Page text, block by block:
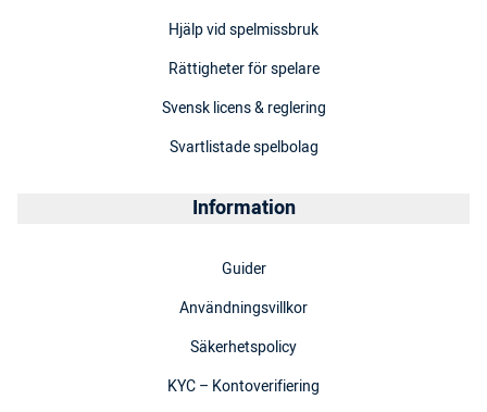
Hjälp vid spelmissbruk
Rättigheter för spelare
Svensk licens & reglering
Svartlistade spelbolag
Information
Guider
Användningsvillkor
Säkerhetspolicy
KYC – Kontoverifiering